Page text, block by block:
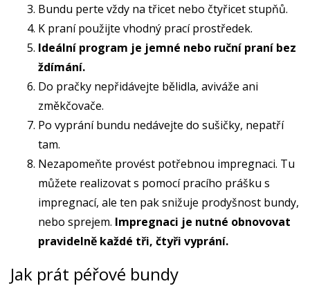
Bundu perte vždy na třicet nebo čtyřicet stupňů.
K praní použijte vhodný prací prostředek.
Ideální program je jemné nebo ruční praní bez
ždímání.
Do pračky nepřidávejte bělidla, aviváže ani
změkčovače.
Po vyprání bundu nedávejte do sušičky, nepatří
tam.
Nezapomeňte provést potřebnou impregnaci. Tu
můžete realizovat s pomocí pracího prášku s
impregnací, ale ten pak snižuje prodyšnost bundy,
nebo sprejem. Impregnaci je nutné obnovovat
pravidelně každé tři, čtyři vyprání.
Jak prát péřové bundy